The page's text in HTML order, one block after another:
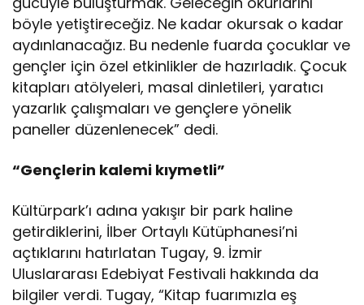
böyle yetiştireceğiz. Ne kadar okursak o kadar
aydınlanacağız. Bu nedenle fuarda çocuklar ve
gençler için özel etkinlikler de hazırladık. Çocuk
kitapları atölyeleri, masal dinletileri, yaratıcı
yazarlık çalışmaları ve gençlere yönelik
paneller düzenlenecek” dedi.
“Gençlerin kalemi kıymetli”
Kültürpark’ı adına yakışır bir park haline
getirdiklerini, İlber Ortaylı Kütüphanesi’ni
açtıklarını hatırlatan Tugay, 9. İzmir
Uluslararası Edebiyat Festivali hakkında da
bilgiler verdi. Tugay, “Kitap fuarımızla eş